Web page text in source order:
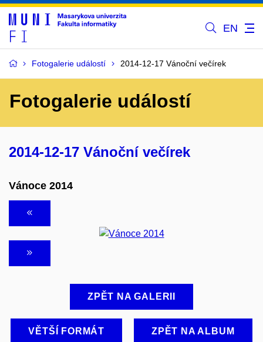
EN
Fotogalerie událostí 2014-12-17 Vánoční večírek
Fotogalerie událostí
2014-12-17 Vánoční večírek
Vánoce 2014
ZPĚT NA GALERII
VĚTŠÍ FORMÁT ZPĚT NA ALBUM